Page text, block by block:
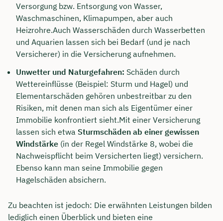
Versorgung bzw. Entsorgung von Wasser,
Waschmaschinen, Klimapumpen, aber auch
Heizrohre.Auch Wasserschäden durch Wasserbetten
und Aquarien lassen sich bei Bedarf (und je nach
Versicherer) in die Versicherung aufnehmen.
Unwetter und Naturgefahren: Schäden durch
Wettereinflüsse (Beispiel: Sturm und Hagel) und
Elementarschäden gehören unbestreitbar zu den
Risiken, mit denen man sich als Eigentümer einer
Immobilie konfrontiert sieht.Mit einer Versicherung
lassen sich etwa Sturmschäden ab einer gewissen
Windstärke (in der Regel Windstärke 8, wobei die
Nachweispflicht beim Versicherten liegt) versichern.
Ebenso kann man seine Immobilie gegen
Hagelschäden absichern.
Zu beachten ist jedoch: Die erwähnten Leistungen bilden
lediglich einen Überblick und bieten eine